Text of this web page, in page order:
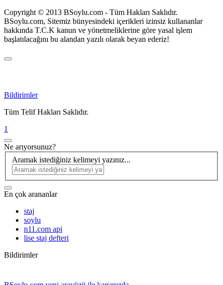
Copyright © 2013 BSoylu.com - Tüm Hakları Saklıdır.
BSoylu.com, Sitemiz bünyesindeki içerikleri izinsiz kullananlar
hakkında T.C.K kanun ve yönetmeliklerine göre yasal işlem
başlatılacağını bu alandan yazılı olarak beyan ederiz!
Bildirimler
Tüm Telif Hakları Saklıdır.
1
Ne arıyorsunuz?
Aramak istediğiniz kelimeyi yazınız...
En çok arananlar
staj
soylu
n11.com api
lise staj defteri
Bildirimler